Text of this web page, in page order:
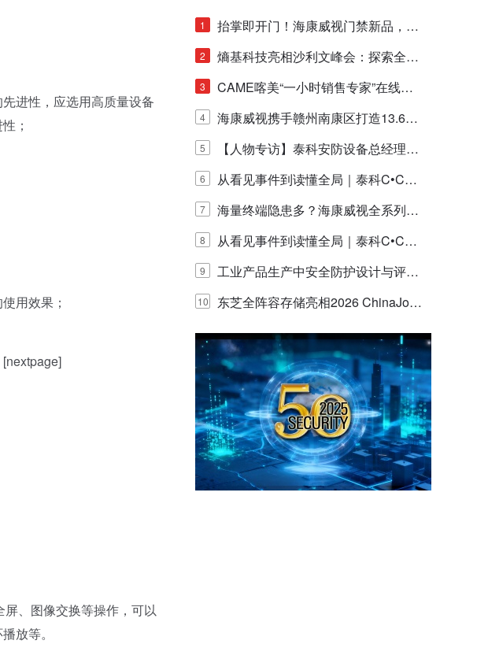
进性，应选用高质量设备
；
用效果；
、图像交换等操作，可以
放等。
1
抬掌即开门！海康威视门禁新品，不
止认人脸，更认"掌"中静脉！
2
熵基科技亮相沙利文峰会：探索全栈
脑机技术商业化生态新路径
3
CAME喀美“一小时销售专家”在线赋
能培训正式启动！
4
海康威视携手赣州南康区打造13.6公
里绿波网
5
【人物专访】泰科安防设备总经理张
宁解码安防出海新范式
6
从看见事件到读懂全局｜泰科C•CUR
E IQ 3.20开启安防运营智能新时代
7
海量终端隐患多？海康威视全系列物
联安全产品，四层守护更放心！
8
从看见事件到读懂全局｜泰科C•CUR
E IQ 3.20开启安防运营智能新时代
9
工业产品生产中安全防护设计与评估
的实践与探讨
10
东芝全阵容存储亮相2026 ChinaJo
y，以海量数据底座赋能“与AI同游”新
体验